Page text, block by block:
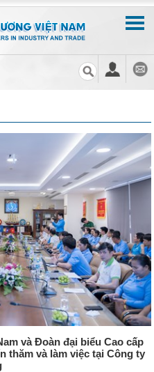
và Đoàn đại biểu Cao cấp
thăm và làm việc tại Công ty